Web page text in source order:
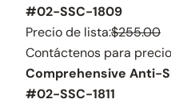
#02-SSC-1809
Precio de lista:$255.00
Contáctenos para precio
Comprehensive Anti-
#02-SSC-1811